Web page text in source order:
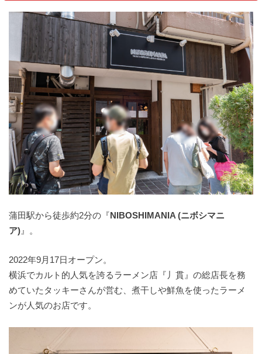
蒲田駅から徒歩約2分の『NIBOSHIMANIA (ニボシマニ
ア) 』。
2022年9月17日オープン。
横浜でカルト的人気を誇るラーメン店『丿貫』の総店長を務
めていたタッキーさんが営む、煮干しや鮮魚を使ったラーメ
ンが人気のお店です。